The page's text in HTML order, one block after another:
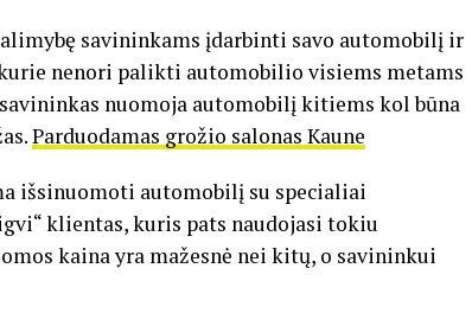
savininkams įdarbinti savo automobilį ir
nenori palikti automobilio visiems metams
nuomoja automobilį kitiems kol būna
Parduodamas grožio salonas Kaune
išsinuomoti automobilį su specialiai
klientas, kuris pats naudojasi tokiu
kaina yra mažesnė nei kitų, o savininkui